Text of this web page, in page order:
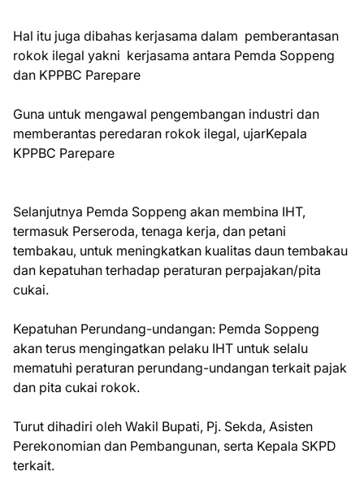
Hal itu juga dibahas kerjasama dalam pemberantasan
rokok ilegal yakni kerjasama antara Pemda Soppeng
dan KPPBC Parepare
Guna untuk mengawal pengembangan industri dan
memberantas peredaran rokok ilegal, ujarKepala
KPPBC Parepare
Selanjutnya Pemda Soppeng akan membina IHT,
termasuk Perseroda, tenaga kerja, dan petani
tembakau, untuk meningkatkan kualitas daun tembakau
dan kepatuhan terhadap peraturan perpajakan/pita
cukai.
Kepatuhan Perundang-undangan: Pemda Soppeng
akan terus mengingatkan pelaku IHT untuk selalu
mematuhi peraturan perundang-undangan terkait pajak
dan pita cukai rokok.
Turut dihadiri oleh Wakil Bupati, Pj. Sekda, Asisten
Perekonomian dan Pembangunan, serta Kepala SKPD
terkait.